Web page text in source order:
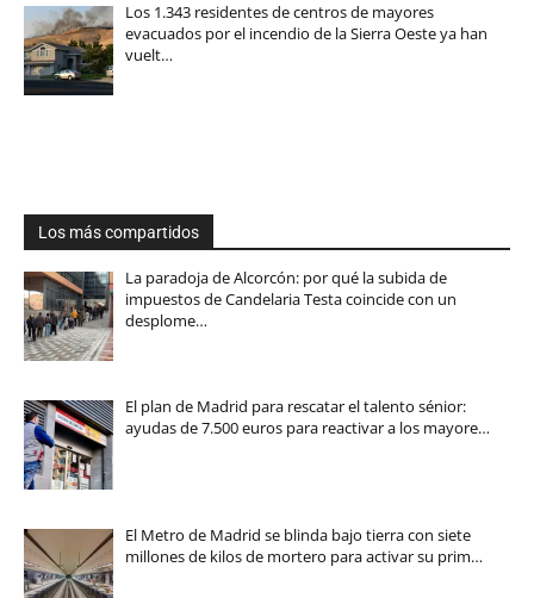
Los 1.343 residentes de centros de mayores
evacuados por el incendio de la Sierra Oeste ya han
vuelt…
Los más compartidos
La paradoja de Alcorcón: por qué la subida de
impuestos de Candelaria Testa coincide con un
desplome…
El plan de Madrid para rescatar el talento sénior:
ayudas de 7.500 euros para reactivar a los mayore…
El Metro de Madrid se blinda bajo tierra con siete
millones de kilos de mortero para activar su prim…